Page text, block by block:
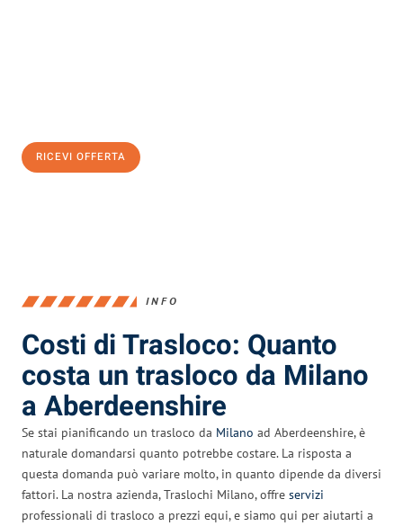
RICEVI OFFERTA
INFO
Costi di Trasloco: Quanto
costa un trasloco da Milano
a Aberdeenshire
Se stai pianificando un trasloco da Milano ad Aberdeenshire, è
naturale domandarsi quanto potrebbe costare. La risposta a
questa domanda può variare molto, in quanto dipende da diversi
fattori. La nostra azienda, Traslochi Milano, offre servizi
professionali di trasloco a prezzi equi, e siamo qui per aiutarti a